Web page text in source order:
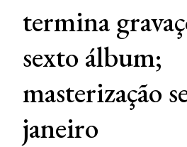
termina
sexto álbum;
masterização
janeiro